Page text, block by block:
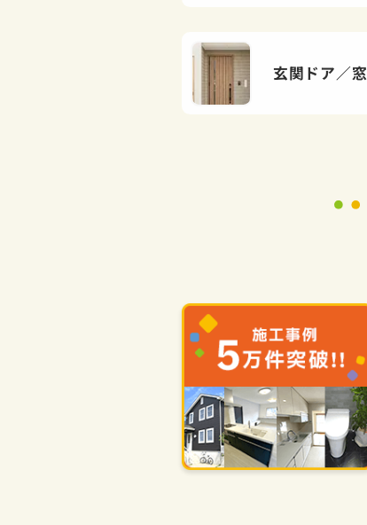
玄関ドア／窓